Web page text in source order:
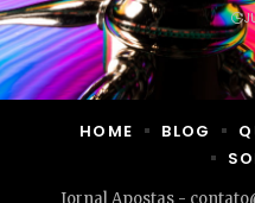
Jornal Apostas -
HOME BLOG